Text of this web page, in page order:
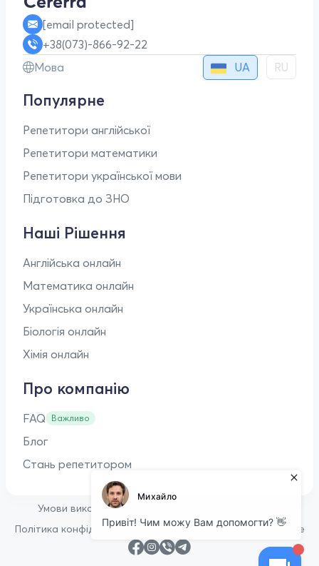
[email protected]
+38(073)-866-92-22
Мова
UA RU
Популярне
Репетитори англійської
Репетитори математики
Репетитори української мови
Підготовка до ЗНО
Наші Рішення
Англійська онлайн
Математика онлайн
Українська онлайн
Біологія онлайн
Хімія онлайн
Про компанію
FAQ Важливо
Блог
Стань репетитором
Умови використання
Політика конфіденційності • Політика щодо файлів cookie